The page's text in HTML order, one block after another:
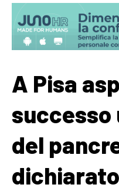
A Pisa
successo
del